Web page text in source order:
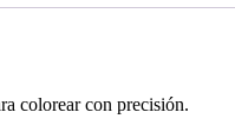
colorear con precisión.